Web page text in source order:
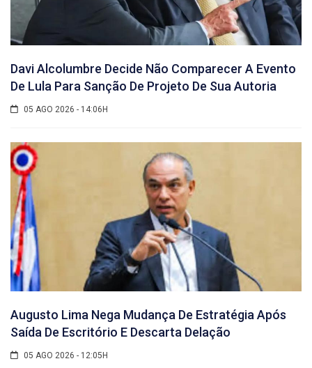
Davi Alcolumbre Decide Não Comparecer A Evento
De Lula Para Sanção De Projeto De Sua Autoria
05 AGO 2026 - 14:06H
Augusto Lima Nega Mudança De Estratégia Após
Saída De Escritório E Descarta Delação
05 AGO 2026 - 12:05H